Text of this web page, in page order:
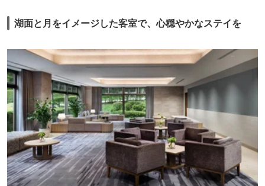
湖面と月をイメージした客室で、心穏やかなステイを